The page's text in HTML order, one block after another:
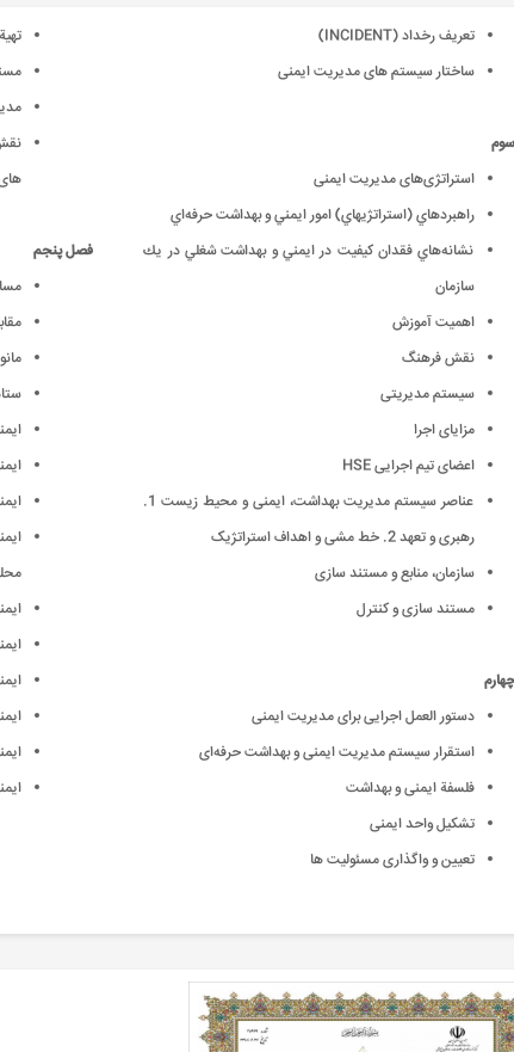
تعریف رخداد (INCIDENT)
ساختار سیستم های مدیریت ایمنی
استراتژی‌های مدیریت ایمنی
راهبردهاي (استراتژيهاي) امور ايمني و بهداشت حرفه‌اي
نشانه‌هاي فقدان كيفيت در ايمني و بهداشت شغلي در يك
سازمان
اهميت آموزش
نقش فرهنگ
سیستم مدیریتی
مزایای اجرا
اعضای تیم اجرایی HSE
عناصر سیستم مدیریت بهداشت، ایمنی و محیط زیست 1.
رهبری و تعهد 2. خط مشی و اهداف استراتژیک
سازمان، منابع و مستند سازی
مستند سازی و کنترل
دستور العمل اجرایی برای مدیریت ایمنی
استقرار سیستم مدیریت ایمنی و بهداشت حرفه‌ای
فلسفة ایمنی و بهداشت
تشکیل واحد ایمنی
تعیین و واگذاری مسئولیت ها
فصل پنجم